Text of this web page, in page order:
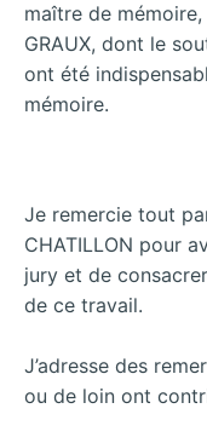
maître de
GRAUX, dont le
ont été
mémoire.
Je remercie tout
CHATILLON pour
jury et de
de ce travail.
J’adresse des
ou de loin ont